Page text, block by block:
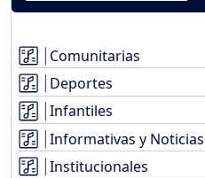
Comunitarias
Deportes
Infantiles
Informativas y Noticias
Institucionales